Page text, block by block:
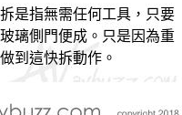
是指無需任何工具，只要
璃側門便成。只是因為重
到這快拆動作。